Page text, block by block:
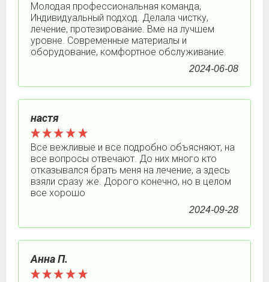
Молодая профессиональная команда,
Индивидуальный подход. Делала чистку,
лечение, протезирование. Вме на лучшем
уровне. Современные материалы и
оборудование, комфортное обслуживание.
2024-06-08
настя
Все вежливые и все подробно объясняют, на
все вопросы отвечают. До них много кто
отказывался брать меня на лечение, а здесь
взяли сразу же. Дорого конечно, но в целом
все хорошо
2024-09-28
Анна П.